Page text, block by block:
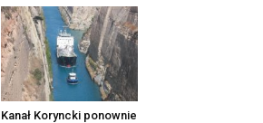
Kanał Koryncki ponownie